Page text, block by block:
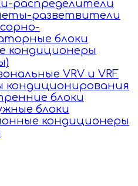
распределители
разветвители
блоки
кондиционеры
VRV и VRF
кондиционирования
блоки
блоки
кондиционеры